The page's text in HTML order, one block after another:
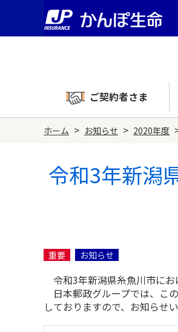
ご契約者さま
ホーム > お知らせ > 2020年度
令和3年新潟
重要 お知らせ
令和3年新潟県糸魚川市にお
日本郵政グループでは、こ
しておりますので、お知らせい